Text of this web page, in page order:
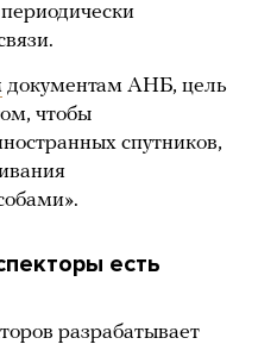
документам АНБ, цель
чтобы
спутников,
есть
разрабатывает